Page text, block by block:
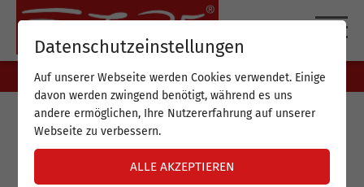
FUTURE-TRAINING FÜR
Datenschutzeinstellungen
Auf unserer Webseite werden Cookies verwendet. Einige
davon werden zwingend benötigt, während es uns
andere ermöglichen, Ihre Nutzererfahrung auf unserer
Webseite zu verbessern.
ALLE AKZEPTIEREN